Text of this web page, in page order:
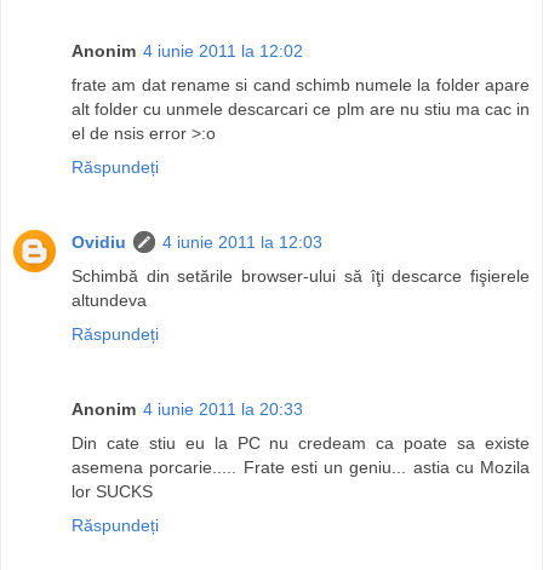
Anonim 4 iunie 2011 la 12:02
frate am dat rename si cand schimb numele la folder apare
alt folder cu unmele descarcari ce plm are nu stiu ma cac in
el de nsis error >:o
Răspundeți
Ovidiu
4 iunie 2011 la 12:03
Schimbă din setările browser-ului să îţi descarce fişierele
altundeva
Răspundeți
Anonim 4 iunie 2011 la 20:33
Din cate stiu eu la PC nu credeam ca poate sa existe
asemena porcarie..... Frate esti un geniu... astia cu Mozila
lor SUCKS
Răspundeți